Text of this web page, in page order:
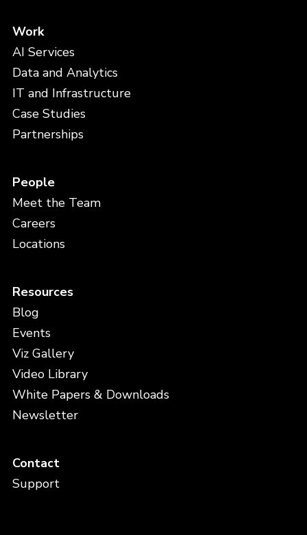
Work
AI Services
Data and Analytics
IT and Infrastructure
Case Studies
Partnerships
People
Meet the Team
Careers
Locations
Resources
Blog
Events
Viz Gallery
Video Library
White Papers & Downloads
Newsletter
Contact
Support